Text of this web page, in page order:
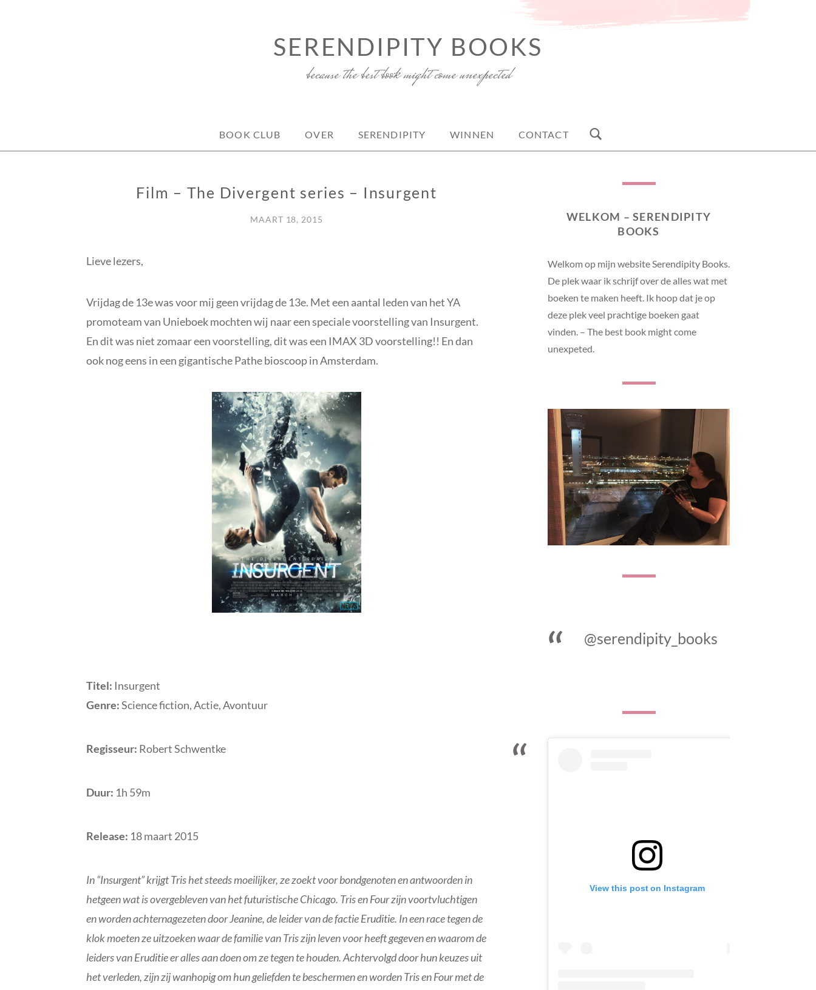
SERENDIPITY BOOKS
because the best book might come unexpected
BOOK CLUB OVER SERENDIPITY WINNEN CONTACT
Film – The Divergent series – Insurgent
MAART 18, 2015
Lieve lezers,
Vrijdag de 13e was voor mij geen vrijdag de 13e. Met een aantal leden van het YA
promoteam van Unieboek mochten wij naar een speciale voorstelling van Insurgent.
En dit was niet zomaar een voorstelling, dit was een IMAX 3D voorstelling!! En dan
ook nog eens in een gigantische Pathe bioscoop in Amsterdam.
Titel: Insurgent
Genre:Science fiction, Actie, Avontuur
Regisseur: Robert Schwentke
Duur: 1h 59m
Release: 18 maart 2015
In “Insurgent” krijgt Tris het steeds moeilijker, ze zoekt voor bondgenoten en antwoorden in
hetgeen wat is overgebleven van het futuristische Chicago. Tris en Four zijn voortvluchtigen
en worden achternagezeten door Jeanine, de leider van de factie Eruditie. In een race tegen de
klok moeten ze uitzoeken waar de familie van Tris zijn leven voor heeft gegeven en waarom de
leiders van Eruditie er alles aan doen om ze tegen te houden. Achtervolgd door hun keuzes uit
het verleden, zijn zij wanhopig om hun geliefden te beschermen en worden Tris en Four met de
WELKOM – SERENDIPITY
BOOKS
Welkom op mijn website Serendipity Books.
De plek waar ik schrijf over de alles wat met
boeken te maken heeft. Ik hoop dat je op
deze plek veel prachtige boeken gaat
vinden. – The best book might come
unexpeted.
@serendipity_books
View this post on Instagram